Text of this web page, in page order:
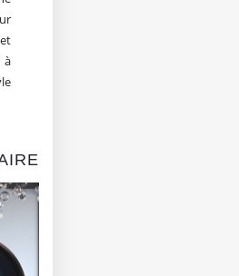
à